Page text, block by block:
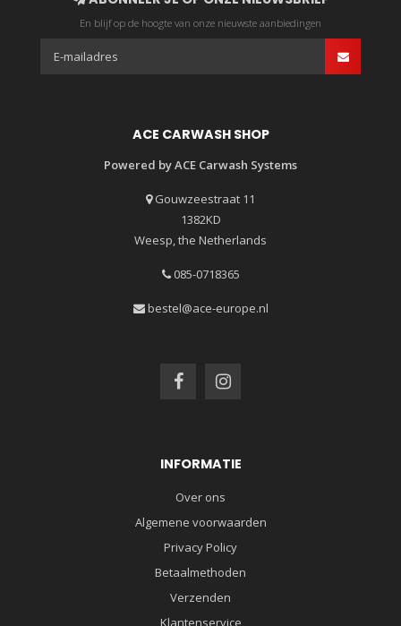
En blijf op de hoogte van onze nieuwste aanbiedingen
ACE CARWASH SHOP
Powered by ACE Carwash Systems
Gouwzeestraat 11
1382KD
Weesp, the Netherlands
085-0718365
bestel@ace-europe.nl
INFORMATIE
Over ons
Algemene voorwaarden
Privacy Policy
Betaalmethoden
Verzenden
Klantenservice